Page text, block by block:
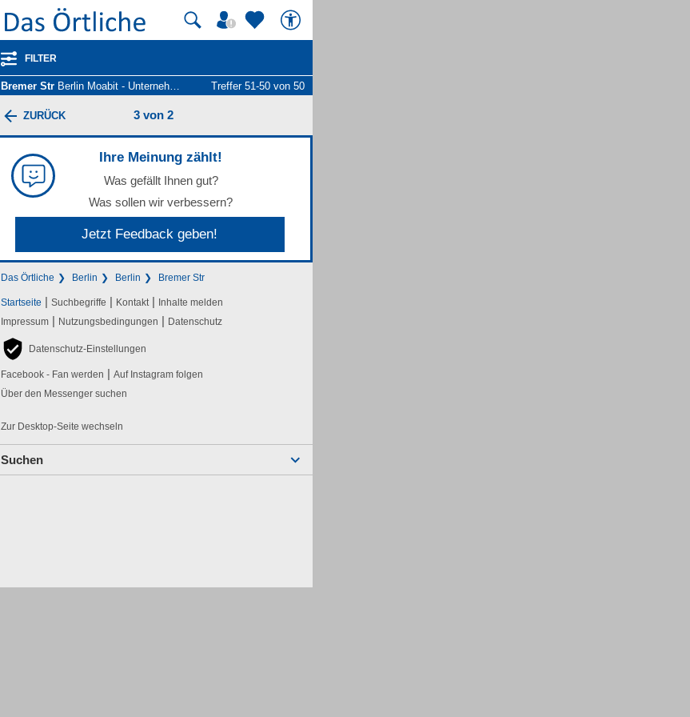
FILTER
Bremer Str Berlin Moabit - Unternehmen und Personen Treffer 51-50 von 50
ZURÜCK 3 von 2
Ihre Meinung zählt!
Was gefällt Ihnen gut?
Was sollen wir verbessern?
Jetzt Feedback geben!
Das Örtliche Berlin Berlin Bremer Str
Startseite | Suchbegriffe | Kontakt | Inhalte melden
Impressum | Nutzungsbedingungen | Datenschutz
Datenschutz-Einstellungen
Facebook - Fan werden | Auf Instagram folgen
Über den Messenger suchen
Zur Desktop-Seite wechseln
Suchen